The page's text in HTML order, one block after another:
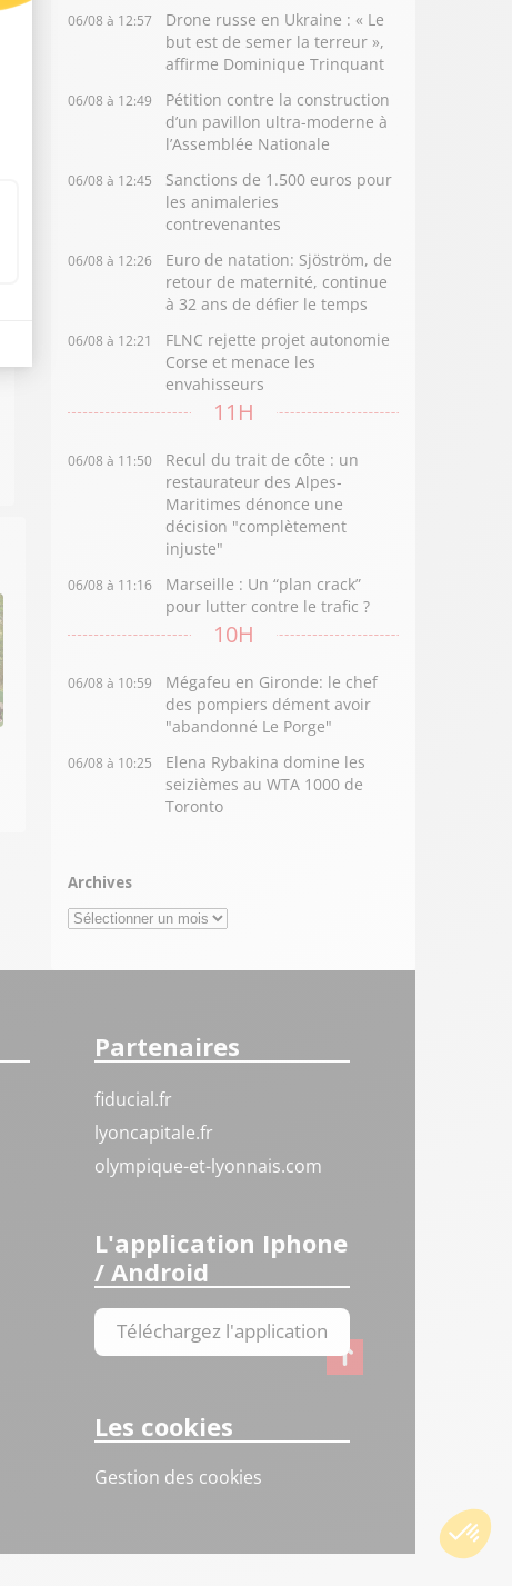
06/08 à 12:57
Drone russe en Ukraine : « Le
but est de semer la terreur »,
affirme Dominique Trinquant
06/08 à 12:49
Pétition contre la construction
d’un pavillon ultra-moderne à
l’Assemblée Nationale
06/08 à 12:45
Sanctions de 1.500 euros pour
les animaleries
contrevenantes
06/08 à 12:26
Euro de natation: Sjöström, de
retour de maternité, continue
à 32 ans de défier le temps
06/08 à 12:21
FLNC rejette projet autonomie
Corse et menace les
envahisseurs
11H
06/08 à 11:50
Recul du trait de côte : un
restaurateur des Alpes-
Maritimes dénonce une
décision "complètement
injuste"
06/08 à 11:16
Marseille : Un “plan crack”
pour lutter contre le trafic ?
10H
06/08 à 10:59
Mégafeu en Gironde: le chef
des pompiers dément avoir
"abandonné Le Porge"
06/08 à 10:25
Elena Rybakina domine les
seizièmes au WTA 1000 de
Toronto
Archives
Archives
Partenaires
fiducial.fr
lyoncapitale.fr
olympique-et-lyonnais.com
L'application Iphone
/ Android
Téléchargez l'application
Les cookies
Gestion des cookies